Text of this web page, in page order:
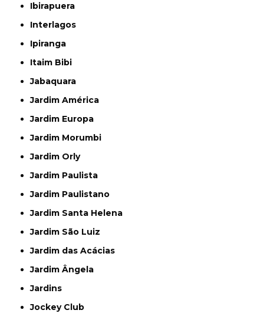
Ibirapuera
Interlagos
Ipiranga
Itaim Bibi
Jabaquara
Jardim América
Jardim Europa
Jardim Morumbi
Jardim Orly
Jardim Paulista
Jardim Paulistano
Jardim Santa Helena
Jardim São Luiz
Jardim das Acácias
Jardim Ângela
Jardins
Jockey Club